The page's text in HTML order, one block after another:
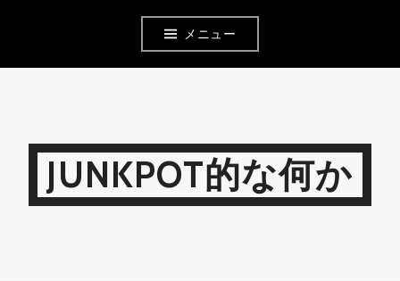
メニュー
JUNKPOT的な何か